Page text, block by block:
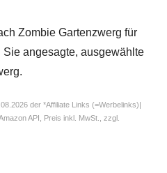
Zombie Gartenzwerg für
Sie angesagte, ausgewählte
der *Affiliate Links (=Werbelinks)|
API, Preis inkl. MwSt., zzgl.